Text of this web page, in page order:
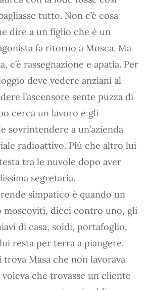
tutto. Non c’è cosa
dire a un figlio che è un
fa ritorno a Mosca. Ma
c’è rassegnazione e apatia. Per
deve vedere anziani al
l’ascensore sente puzza di
cerca un lavoro e gli
sovrintendere a un’azienda
radioattivo. Più che altro lui
tra le nuvole dopo aver
segretaria.
simpatico è quando un
moscoviti, dieci contro uno, gli
di casa, soldi, portafoglio,
resta per terra a piangere.
Masa che non lavorava
che trovasse un cliente